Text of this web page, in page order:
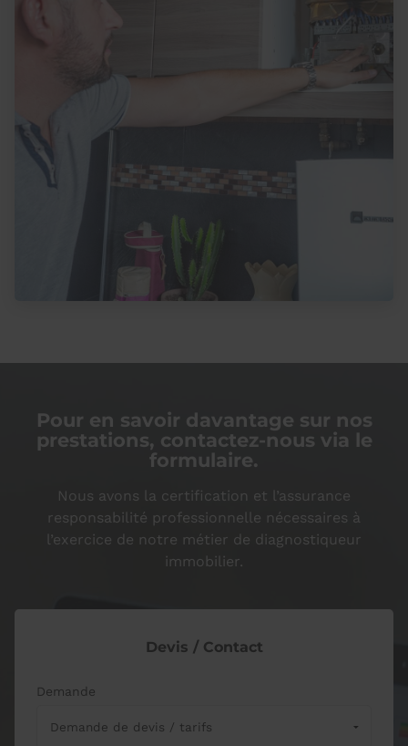
Pour en savoir davantage sur nos
prestations, contactez-nous via le
formulaire.
Nous avons la certification et l’assurance
responsabilité professionnelle nécessaires à
l’exercice de notre métier de diagnostiqueur
immobilier.
Devis / Contact
Demande